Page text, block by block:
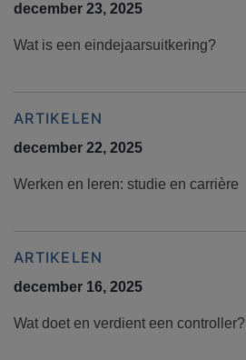
december 23, 2025
Wat is een eindejaarsuitkering?
ARTIKELEN
december 22, 2025
Werken en leren: studie en carrière
ARTIKELEN
december 16, 2025
Wat doet en verdient een controller?